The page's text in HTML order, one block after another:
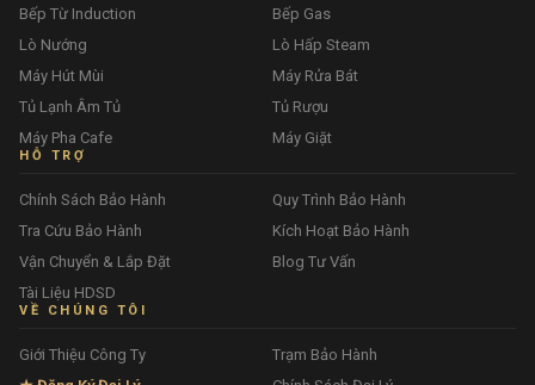
Bếp Từ Induction
Bếp Gas
Lò Nướng
Lò Hấp Steam
Máy Hút Mùi
Máy Rửa Bát
Tủ Lạnh Âm Tủ
Tủ Rượu
Máy Pha Cafe
Máy Giặt
HỖ TRỢ
Chính Sách Bảo Hành
Quy Trình Bảo Hành
Tra Cứu Bảo Hành
Kích Hoạt Bảo Hành
Vận Chuyển & Lắp Đặt
Blog Tư Vấn
Tài Liệu HDSD
VỀ CHÚNG TÔI
Giới Thiệu Công Ty
Trạm Bảo Hành